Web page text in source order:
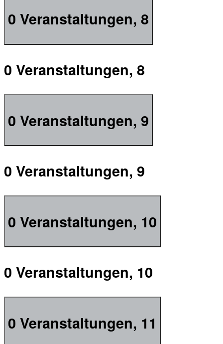
0 Veranstaltungen, 8
0 Veranstaltungen, 8
0 Veranstaltungen, 9
0 Veranstaltungen, 9
0 Veranstaltungen, 10
0 Veranstaltungen, 10
0 Veranstaltungen, 11